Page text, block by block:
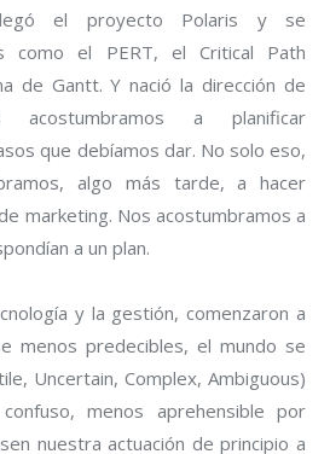
el proyecto Polaris y se
como el PERT, el Critical Path
de Gantt. Y nació la dirección de
a planificar
que debíamos dar. No solo eso,
algo más tarde, a hacer
marketing. Nos acostumbramos a
a un plan.
y la gestión, comenzaron a
menos predecibles, el mundo se
Uncertain, Complex, Ambiguous)
menos aprehensible por
nuestra actuación de principio a